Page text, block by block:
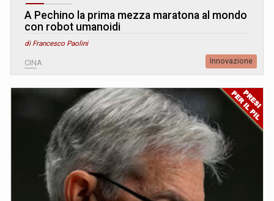
A Pechino la prima mezza maratona al mondo
con robot umanoidi
di Francesco Paolini
CINA Innovazione